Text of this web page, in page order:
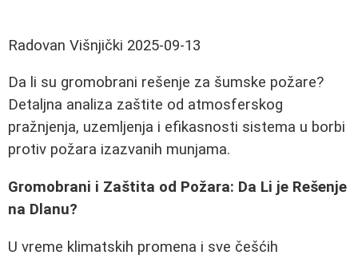
Radovan Višnjički 2025-09-13
Da li su gromobrani rešenje za šumske požare?
Detaljna analiza zaštite od atmosferskog
pražnjenja, uzemljenja i efikasnosti sistema u borbi
protiv požara izazvanih munjama.
Gromobrani i Zaštita od Požara: Da Li je Rešenje
na Dlanu?
U vreme klimatskih promena i sve češćih